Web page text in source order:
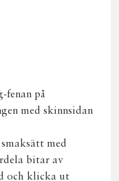
fenan på
med skinnsidan
med
bitar av
och klicka ut